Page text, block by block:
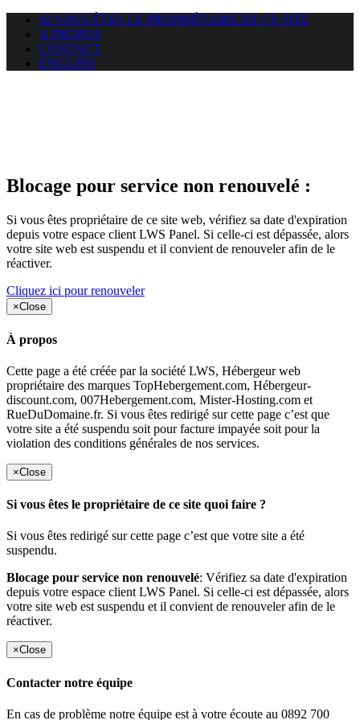
SI VOUS ÊTES LE PROPRIÉTAIRE DE CE SITE
A PROPOS
CONTACT
ENGLISH
Blocage pour service non renouvelé :
Si vous êtes propriétaire de ce site web, vérifiez sa date d'expiration
depuis votre espace client LWS Panel. Si celle-ci est dépassée, alors
votre site web est suspendu et il convient de renouveler afin de le
réactiver.
Cliquez ici pour renouveler
×Close
À propos
Cette page a été créée par la société LWS, Hébergeur web
propriétaire des marques TopHebergement.com, Hébergeur-
discount.com, 007Hebergement.com, Mister-Hosting.com et
RueDuDomaine.fr. Si vous êtes redirigé sur cette page c’est que
votre site a été suspendu soit pour facture impayée soit pour la
violation des conditions générales de nos services.
×Close
Si vous êtes le propriétaire de ce site quoi faire ?
Si vous êtes redirigé sur cette page c’est que votre site a été
suspendu.
Blocage pour service non renouvelé: Vérifiez sa date d'expiration
depuis votre espace client LWS Panel. Si celle-ci est dépassée, alors
votre site web est suspendu et il convient de renouveler afin de le
réactiver.
×Close
Contacter notre équipe
En cas de problème notre équipe est à votre écoute au 0892 700